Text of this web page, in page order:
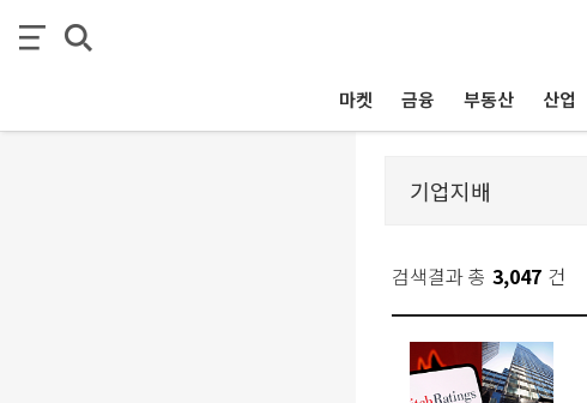
마켓 금융 부동산 산업
검색결과 총 3,047 건